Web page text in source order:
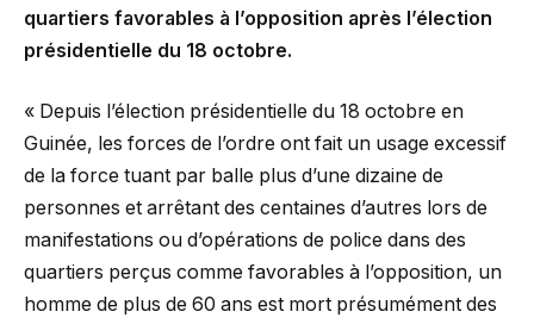
quartiers favorables à l’opposition après l’élection
présidentielle du 18 octobre.
« Depuis l’élection présidentielle du 18 octobre en
Guinée, les forces de l’ordre ont fait un usage excessif
de la force tuant par balle plus d’une dizaine de
personnes et arrêtant des centaines d’autres lors de
manifestations ou d’opérations de police dans des
quartiers perçus comme favorables à l’opposition, un
homme de plus de 60 ans est mort présumément des